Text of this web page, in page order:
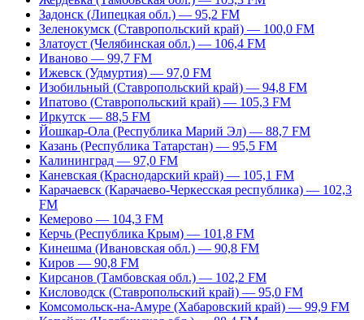
Задонск (Липецкая обл.) — 95,2 FM
Зеленокумск (Ставропольский край) — 100,0 FM
Златоуст (Челябинская обл.) — 106,4 FM
Иваново — 99,7 FM
Ижевск (Удмуртия) — 97,0 FM
Изобильный (Ставропольский край) — 94,8 FM
Ипатово (Ставропольский край) — 105,3 FM
Иркутск — 88,5 FM
Йошкар-Ола (Республика Марий Эл) — 88,7 FM
Казань (Республика Татарстан) — 95,5 FM
Калининград — 97,0 FM
Каневская (Краснодарский край) — 105,1 FM
Карачаевск (Карачаево-Черкесская республика) — 102,3
FM
Кемерово — 104,3 FM
Керчь (Республика Крым) — 101,8 FM
Кинешма (Ивановская обл.) — 90,8 FM
Киров — 90,8 FM
Кирсанов (Тамбовская обл.) — 102,2 FM
Кисловодск (Ставропольский край) — 95,0 FM
Комсомольск-на-Амуре (Хабаровский край) — 99,9 FM